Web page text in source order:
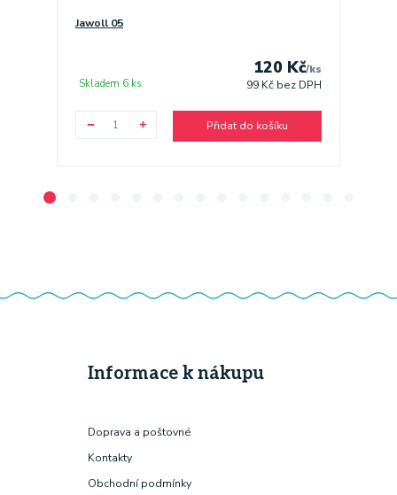
Jawoll 05
120 Kč/ks
99 Kč bez DPH
Skladem 6 ks
Přidat do košíku
Informace k nákupu
Doprava a poštovné
Kontakty
Obchodní podmínky